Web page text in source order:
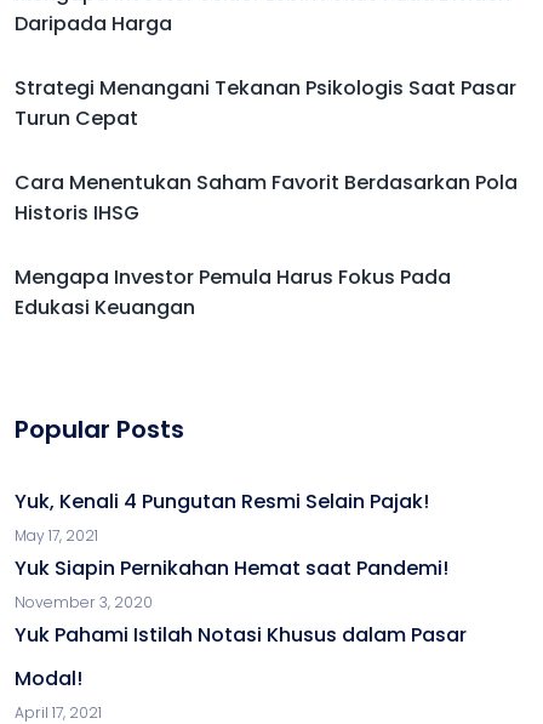
Daripada Harga
Strategi Menangani Tekanan Psikologis Saat Pasar
Turun Cepat
Cara Menentukan Saham Favorit Berdasarkan Pola
Historis IHSG
Mengapa Investor Pemula Harus Fokus Pada
Edukasi Keuangan
Popular Posts
Yuk, Kenali 4 Pungutan Resmi Selain Pajak!
May 17, 2021
Yuk Siapin Pernikahan Hemat saat Pandemi!
November 3, 2020
Yuk Pahami Istilah Notasi Khusus dalam Pasar
Modal!
April 17, 2021